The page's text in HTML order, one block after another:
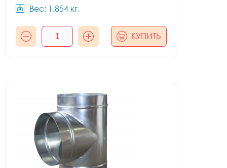
Вес: 1.854 кг.
КУПИТЬ